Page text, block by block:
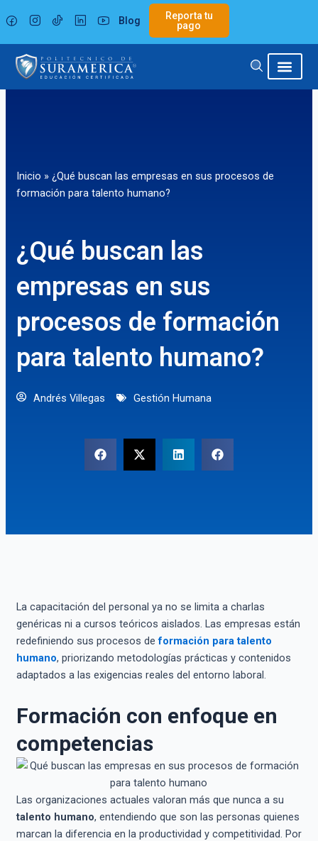
al
contenido
Blog
Reporta tu
pago
Inicio » ¿Qué buscan las empresas en sus procesos de
formación para talento humano?
¿Qué buscan las
empresas en sus
procesos de formación
para talento humano?
Andrés Villegas Gestión Humana
La capacitación del personal ya no se limita a charlas
genéricas ni a cursos teóricos aislados. Las empresas están
redefiniendo sus procesos deformación para talento
humano, priorizando metodologías prácticas y contenidos
adaptados a las exigencias reales del entorno laboral.
Formación con enfoque en
competencias
Las organizaciones actuales valoran más que nunca a su
talento humano, entendiendo que son las personas quienes
marcan la diferencia en la productividad y competitividad. Por